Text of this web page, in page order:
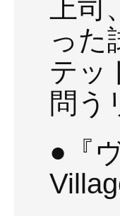
上司
った
テッ
問う
●『